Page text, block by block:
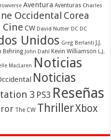
Aventura Aventuras Charles
Occidental Corea
Cine CW David Nutter DC DC
Unidos Greg Berlanti
J.J.
Behring John Dahl Kevin Williamson L.J.
MacLaren Noticias
Noticias
3 PS3 Reseñas
The CW ThrillerXbox